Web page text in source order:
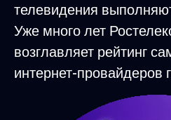
телевидения
Уже много лет
возглавляет рейтинг
интернет-провайдеров